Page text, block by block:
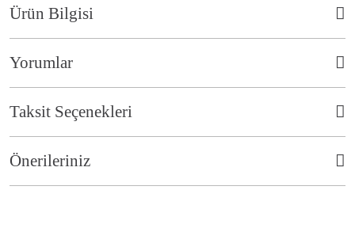
Ürün Bilgisi
Yorumlar
Taksit Seçenekleri
Önerileriniz